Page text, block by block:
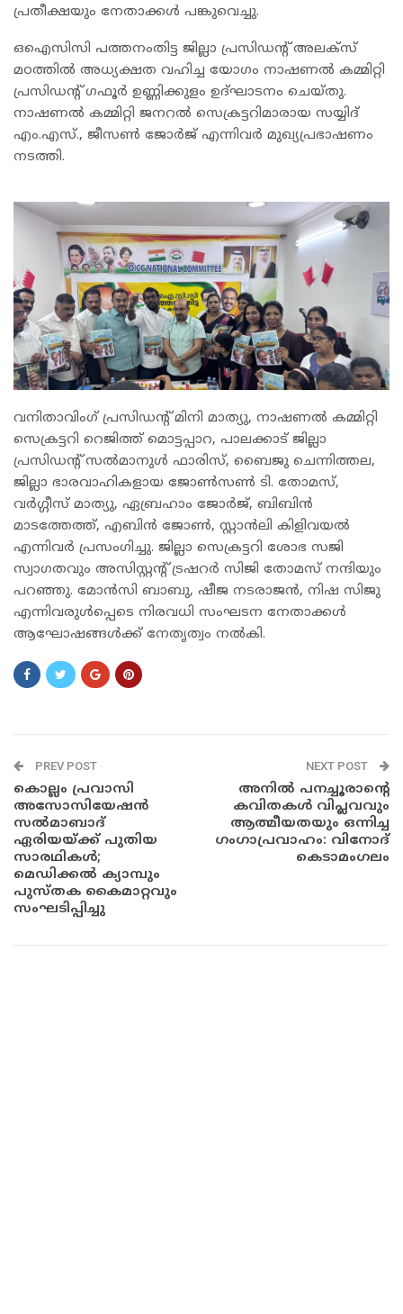
പ്രതീക്ഷയും നേതാക്കൾ പങ്കുവെച്ചു.
ഒഐസിസി പത്തനംതിട്ട ജില്ലാ പ്രസിഡന്റ് അലക്സ്
മഠത്തിൽ അധ്യക്ഷത വഹിച്ച യോഗം നാഷണൽ കമ്മിറ്റി
പ്രസിഡന്റ് ഗഫൂർ ഉണ്ണിക്കുളം ഉദ്ഘാടനം ചെയ്തു.
നാഷണൽ കമ്മിറ്റി ജനറൽ സെക്രട്ടറിമാരായ സയ്യിദ്
എം.എസ്., ജീസൺ ജോർജ് എന്നിവർ മുഖ്യപ്രഭാഷണം
നടത്തി.
വനിതാവിംഗ് പ്രസിഡന്റ് മിനി മാത്യു, നാഷണൽ കമ്മിറ്റി
സെക്രട്ടറി റെജിത്ത് മൊട്ടപ്പാറ, പാലക്കാട് ജില്ലാ
പ്രസിഡന്റ് സൽമാനുൾ ഫാരിസ്, ബൈജു ചെന്നിത്തല,
ജില്ലാ ഭാരവാഹികളായ ജോൺസൺ ടി. തോമസ്,
വർഗ്ഗീസ് മാത്യു, ഏബ്രഹാം ജോർജ്, ബിബിൻ
മാടത്തേത്ത്, എബിൻ ജോൺ, സ്റ്റാൻലി കിളിവയൽ
എന്നിവർ പ്രസംഗിച്ചു. ജില്ലാ സെക്രട്ടറി ശോഭ സജി
സ്വാഗതവും അസിസ്റ്റന്റ് ട്രഷറർ സിജി തോമസ് നന്ദിയും
പറഞ്ഞു. മോൻസി ബാബു, ഷീജ നടരാജൻ, നിഷ സിജു
എന്നിവരുൾപ്പെടെ നിരവധി സംഘടന നേതാക്കൾ
ആഘോഷങ്ങൾക്ക് നേതൃത്വം നൽകി.
PREV POST
കൊല്ലം പ്രവാസി
അസോസിയേഷൻ
സൽമാബാദ്
ഏരിയയ്ക്ക് പുതിയ
സാരഥികൾ;
മെഡിക്കൽ ക്യാമ്പും
പുസ്തക കൈമാറ്റവും
സംഘടിപ്പിച്ചു
NEXT POST
അനിൽ പനച്ചൂരാന്റെ
കവിതകൾ വിപ്ലവവും
ആത്മീയതയും ഒന്നിച്ച
ഗംഗാപ്രവാഹം: വിനോദ്
കെടാമംഗലം